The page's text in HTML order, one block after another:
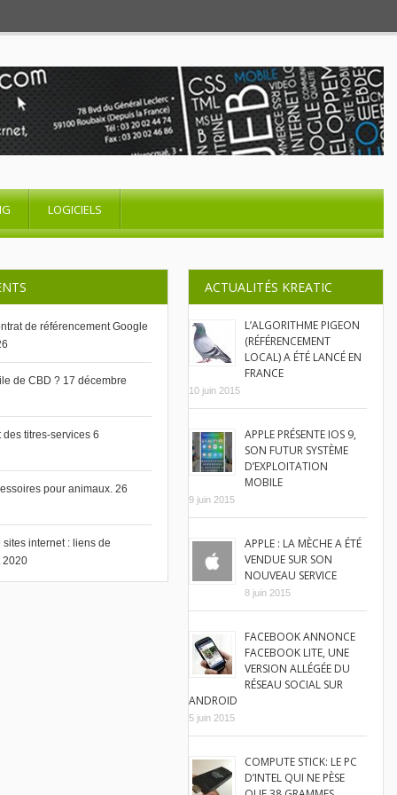
LOGICIELS
ACTUALITÉS KREATIC
L’ALGORITHME PIGEON
(RÉFÉRENCEMENT
LOCAL) A ÉTÉ LANCÉ EN
FRANCE
10 juin 2015
APPLE PRÉSENTE IOS 9,
SON FUTUR SYSTÈME
D’EXPLOITATION
MOBILE
9 juin 2015
APPLE : LA MÈCHE A ÉTÉ
VENDUE SUR SON
NOUVEAU SERVICE
8 juin 2015
FACEBOOK ANNONCE
FACEBOOK LITE, UNE
VERSION ALLÉGÉE DU
RÉSEAU SOCIAL SUR
ANDROID
5 juin 2015
COMPUTE STICK: LE PC
D’INTEL QUI NE PÈSE
de référencement Google
de CBD ? 17 décembre
des titres-services 6
pour animaux. 26
internet : liens de
2020